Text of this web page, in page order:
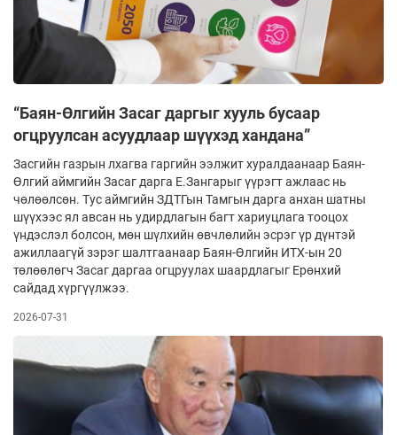
“Баян-Өлгийн Засаг даргыг хууль бусаар
огцруулсан асуудлаар шүүхэд хандана”
Засгийн газрын лхагва гаргийн ээлжит хуралдаанаар Баян-
Өлгий аймгийн Засаг дарга Е.Зангарыг үүрэгт ажлаас нь
чөлөөлсөн. Тус аймгийн ЗДТГын Тамгын дарга анхан шатны
шүүхээс ял авсан нь удирдлагын багт хариуцлага тооцох
үндэслэл болсон, мөн шүлхийн өвчлөлийн эсрэг үр дүнтэй
ажиллаагүй зэрэг шалтгаанаар Баян-Өлгийн ИТХ-ын 20
төлөөлөгч Засаг даргаа огцруулах шаардлагыг Ерөнхий
сайдад хүргүүлжээ.
2026-07-31